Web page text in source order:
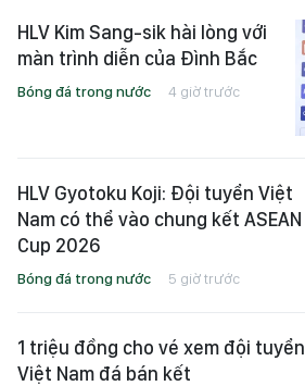
HLV Kim Sang-sik hài lòng với
màn trình diễn của Đình Bắc
Bóng đá trong nước 4 giờ trước
HLV Gyotoku Koji: Đội tuyển Việt
Nam có thể vào chung kết ASEAN
Cup 2026
Bóng đá trong nước 5 giờ trước
1 triệu đồng cho vé xem đội tuyển
Việt Nam đá bán kết